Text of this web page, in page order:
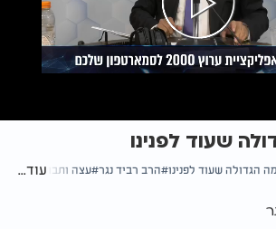
שעוד לפנינו
הגדולה שעוד לפנינו הרב רביד נגר עצה ותבונהעוד...